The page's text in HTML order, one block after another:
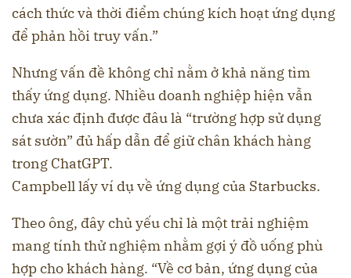
cách thức và thời điểm chúng kích hoạt ứng dụng
để phản hồi truy vấn.”
Nhưng vấn đề không chỉ nằm ở khả năng tìm
thấy ứng dụng. Nhiều doanh nghiệp hiện vẫn
chưa xác định được đâu là “trường hợp sử dụng
sát sườn” đủ hấp dẫn để giữ chân khách hàng
trong ChatGPT.
Campbell lấy ví dụ về ứng dụng của Starbucks.
Theo ông, đây chủ yếu chỉ là một trải nghiệm
mang tính thử nghiệm nhằm gợi ý đồ uống phù
hợp cho khách hàng. “Về cơ bản, ứng dụng của